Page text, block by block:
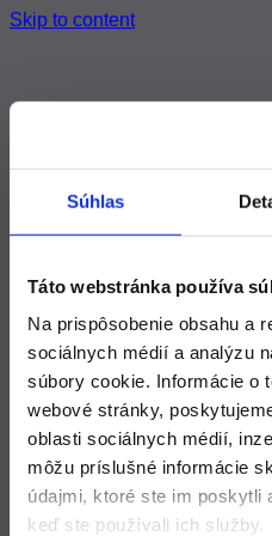
Súhlas
Táto webstránka používa
Na prispôsobenie obsahu a
sociálnych médií a analýzu
súbory cookie. Informácie o
webové stránky,
oblasti sociálnych médií,
môžu príslušné informácie
údajmi, ktoré ste im poskytli
keď ste používali ich služby.
Skip to content
domov.
referencie.
kontakt.
domov.
referencie.
kontakt.
Author: